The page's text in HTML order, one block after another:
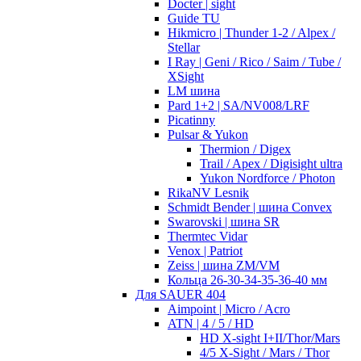
Docter | sight
Guide TU
Hikmicro | Thunder 1-2 / Alpex /
Stellar
I Ray | Geni / Rico / Saim / Tube /
XSight
LM шина
Pard 1+2 | SA/NV008/LRF
Picatinny
Pulsar & Yukon
Thermion / Digex
Trail / Apex / Digisight ultra
Yukon Nordforce / Photon
RikaNV Lesnik
Schmidt Bender | шина Convex
Swarovski | шина SR
Thermtec Vidar
Venox | Patriot
Zeiss | шина ZM/VM
Кольца 26-30-34-35-36-40 мм
Для SAUER 404
Aimpoint | Micro / Acro
ATN | 4 / 5 / HD
HD X-sight I+II/Thor/Mars
4/5 X-Sight / Mars / Thor